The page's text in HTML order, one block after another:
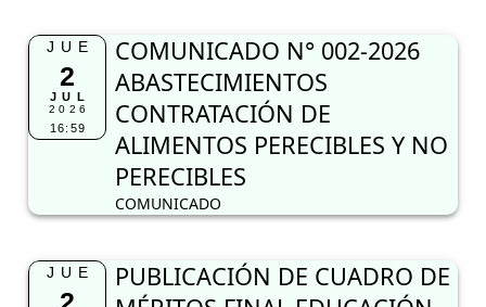
JUE
2
JUL
2026
16:59
COMUNICADO N° 002-2026
ABASTECIMIENTOS
CONTRATACIÓN DE
ALIMENTOS PERECIBLES Y NO
PERECIBLES
COMUNICADO
JUE
PUBLICACIÓN DE CUADRO DE